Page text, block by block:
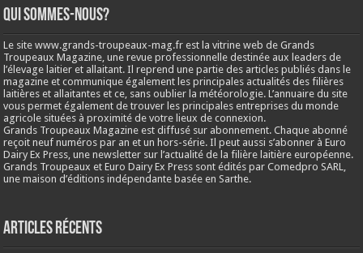
Qui sommes-nous?
Le site www.grands-troupeaux-mag.fr est la vitrine web de Grands
Troupeaux Magazine, une revue professionnelle destinée aux leaders de
l’élevage laitier et allaitant. Il reprend une partie des articles publiés dans le
magazine et communique également les principales actualités des filières
laitières et allaitantes et ce, sans oublier la météorologie. L’annuaire du site
vous permet également de trouver les principales entreprises du monde
agricole situées à proximité de votre lieux de connexion.
Grands Troupeaux Magazine est diffusé sur abonnement. Chaque abonné
reçoit neuf numéros par an et un hors-série. Il peut aussi s’abonner à Euro
Dairy Ex Press, une newsletter sur l’actualité de la filière laitière européenne.
Grands Troupeaux et Euro Dairy Ex Press sont édités par Comedpro SARL,
une maison d’éditions indépendante basée en Sarthe.
Articles récents